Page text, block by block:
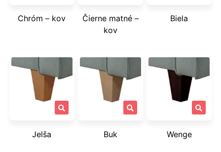
Chróm – kov
Čierne matné –
kov
Biela
Jelša Buk Wenge